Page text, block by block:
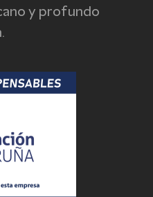
y profundo